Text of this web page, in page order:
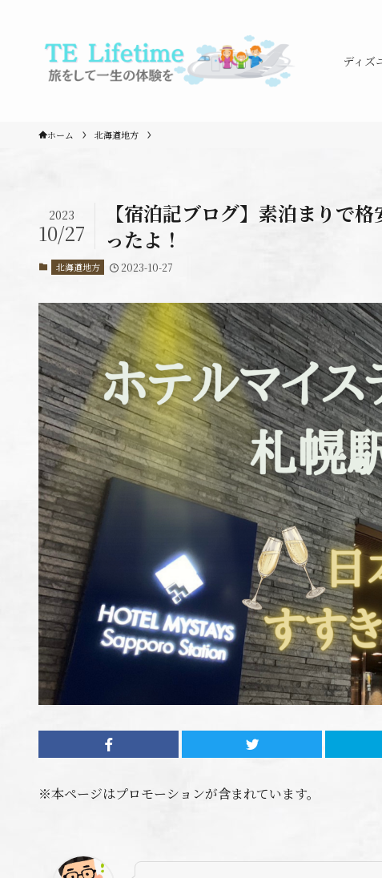
ディズ
ホーム 北海道地方
【宿泊記ブログ】素泊まりで
ったよ！
2023
10/27
北海道地方 2023-10-27
※本ページはプロモーションが含まれています。